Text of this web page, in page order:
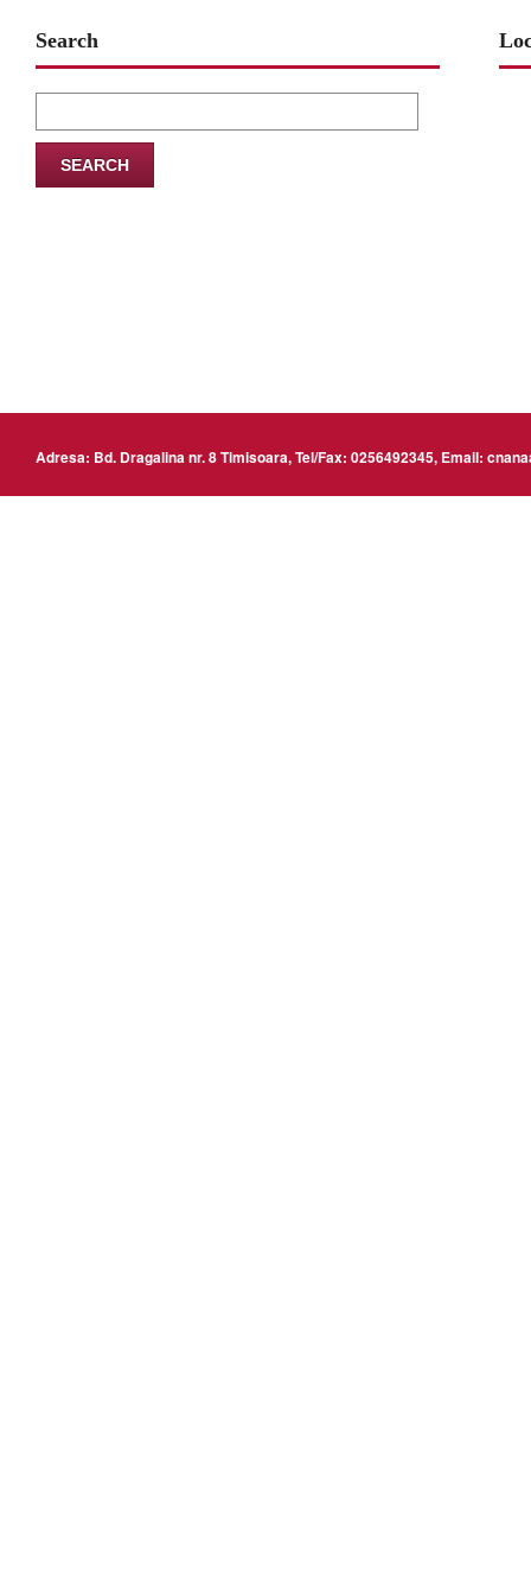
Search
for:
Adresa: Bd. Dragalina nr. 8 Timisoara, Tel/Fax: 0256492345, Email: